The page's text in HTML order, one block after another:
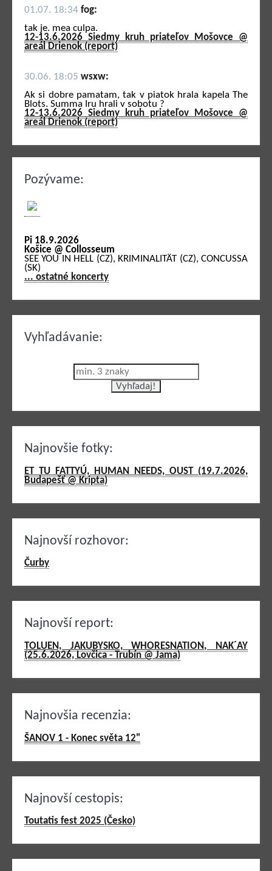
01.07. 18:34 fog:
tak je. mea culpa.
12-13.6.2026 Siedmy kruh priateľov Mošovce @
areál Drienok (report)
30.06. 18:05 wsxw:
Ak si dobre pamatam, tak v piatok hrala kapela The
Blots. Summa Iru hrali v sobotu ?
12-13.6.2026 Siedmy kruh priateľov Mošovce @
areál Drienok (report)
Pozývame:
Pi 18.9.2026
Košice @ Collosseum
SEE YOU IN HELL (CZ), KRIMINALITÄT (CZ), CONCUSSA
(SK)
... ostatné koncerty
Vyhľadávanie:
Najnovšie fotky:
ET TU FATTYÚ, HUMAN NEEDS, OUST (19.7.2026,
Budapešť @ Kripta)
Najnovší rozhovor:
Čurby
Najnovší report:
TOLUEN, JAKUBYSKO, WHORESNATION, NAK´AY
(25.6.2026, Lovčica - Trubín @ Jama)
Najnovšia recenzia:
ŠANOV 1 - Konec světa 12"
Najnovší cestopis:
Toutatis fest 2025 (Česko)